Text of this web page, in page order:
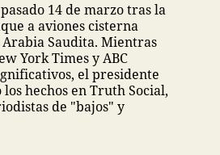
14 de marzo tras la
a aviones cisterna
Saudita. Mientras
York Times y ABC
el presidente
hechos en Truth Social,
de "bajos" y